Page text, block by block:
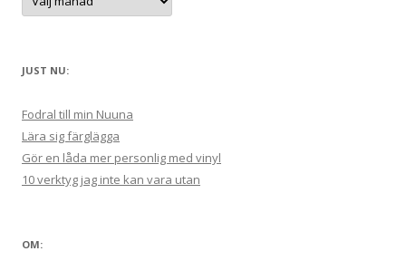
k
JUST NU:
Fodral till min Nuuna
Lära sig färglägga
Gör en låda mer personlig med vinyl
10 verktyg jag inte kan vara utan
OM: